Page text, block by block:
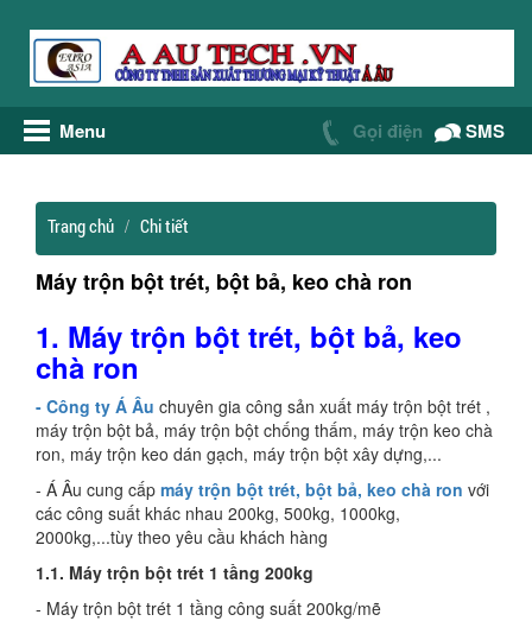
Menu Gọi điện SMS
Trang chủ Chi tiết
Máy trộn bột trét, bột bả, keo chà ron
1. Máy trộn bột trét, bột bả, keo
chà ron
- Công ty Á Âu chuyên gia công sản xuất máy trộn bột trét ,
máy trộn bột bả, máy trộn bột chống thấm, máy trộn keo chà
ron, máy trộn keo dán gạch, máy trộn bột xây dựng,...
- Á Âu cung cấp máy trộn bột trét, bột bả, keo chà ron với
các công suất khác nhau 200kg, 500kg, 1000kg,
2000kg,...tùy theo yêu cầu khách hàng
1.1. Máy trộn bột trét 1 tầng 200kg
- Máy trộn bột trét 1 tầng công suất 200kg/mẽ